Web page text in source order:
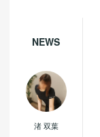
NEWS
渚 双葉